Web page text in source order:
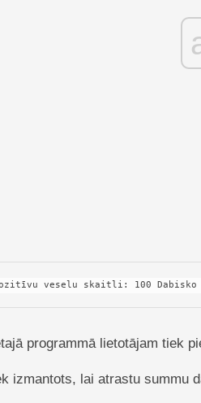
veselu skaitli: 100 Dabisko
programmā lietotājam tiek
izmantots, lai atrastu summu